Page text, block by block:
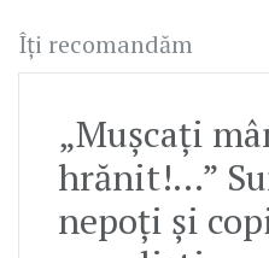
Îți recomandăm
„Mușcați
hrănit!...”
nepoți și